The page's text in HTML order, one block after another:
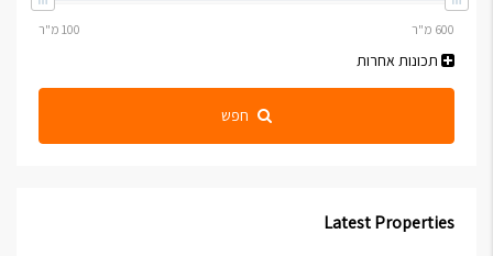
תכונות אחרות
חפש
Latest Properties